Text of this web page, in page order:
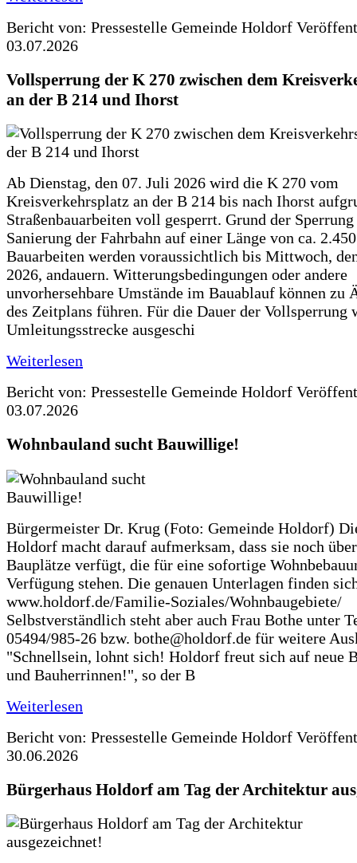
Bericht von: Pressestelle Gemeinde Holdorf
03.07.2026
Vollsperrung der K 270 zwischen dem
an der B 214 und Ihorst
Ab Dienstag, den 07. Juli 2026 wird die K 270 vom
Kreisverkehrsplatz an der B 214 bis nach Ihorst
Straßenbauarbeiten voll gesperrt. Grund der
Sanierung der Fahrbahn auf einer Länge von ca.
Bauarbeiten werden voraussichtlich bis Mittwoch,
2026, andauern. Witterungsbedingungen oder andere
unvorhersehbare Umstände im Bauablauf können zu
des Zeitplans führen. Für die Dauer der Vollsperrung
Umleitungsstrecke ausgeschi
Weiterlesen
Bericht von: Pressestelle Gemeinde Holdorf
03.07.2026
Wohnbauland sucht Bauwillige!
Bürgermeister Dr. Krug (Foto: Gemeinde Holdorf)
Holdorf macht darauf aufmerksam, dass sie noch
Bauplätze verfügt, die für eine sofortige
Verfügung stehen. Die genauen Unterlagen finden
www.holdorf.de/Familie-Soziales/Wohnbaugebiete/
Selbstverständlich steht aber auch Frau Bothe unter
05494/985-26 bzw. bothe@holdorf.de für weitere
"Schnellsein, lohnt sich! Holdorf freut sich auf neue
und Bauherrinnen!", so der B
Weiterlesen
Bericht von: Pressestelle Gemeinde Holdorf
30.06.2026
Bürgerhaus Holdorf am Tag der Architektur